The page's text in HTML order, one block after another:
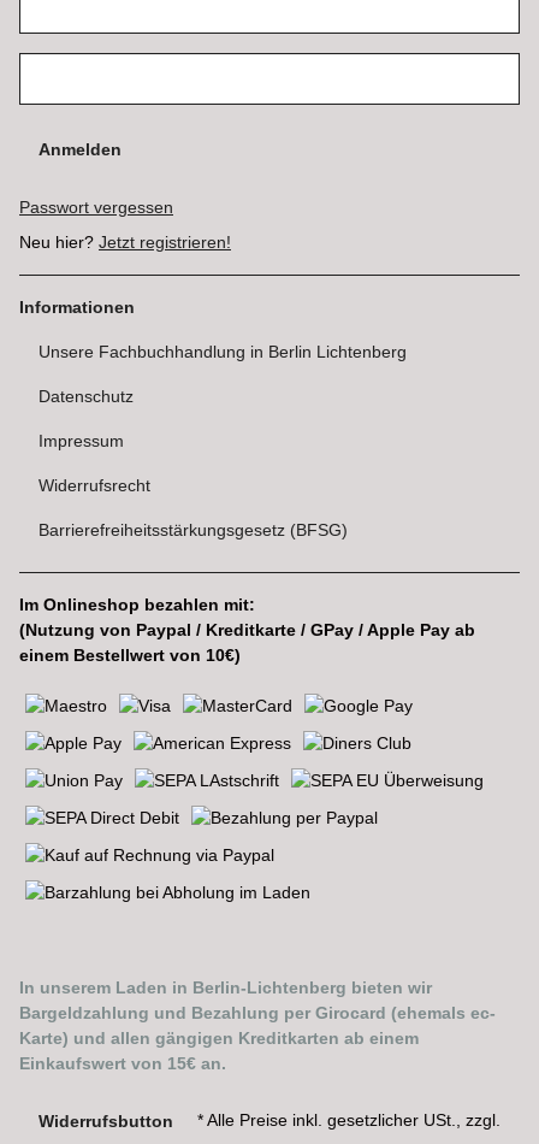
Anmelden
Passwort vergessen
Neu hier? Jetzt registrieren!
Informationen
Unsere Fachbuchhandlung in Berlin Lichtenberg
Datenschutz
Impressum
Widerrufsrecht
Barrierefreiheitsstärkungsgesetz (BFSG)
Im Onlineshop bezahlen mit:
(Nutzung von Paypal / Kreditkarte / GPay / Apple Pay ab
einem Bestellwert von 10€)
In unserem Laden in Berlin-Lichtenberg bieten wir
Bargeldzahlung und Bezahlung per Girocard (ehemals ec-
Karte) und allen gängigen Kreditkarten ab einem
Einkaufswert von 15€ an.
Widerrufsbutton * Alle Preise inkl. gesetzlicher USt., zzgl.